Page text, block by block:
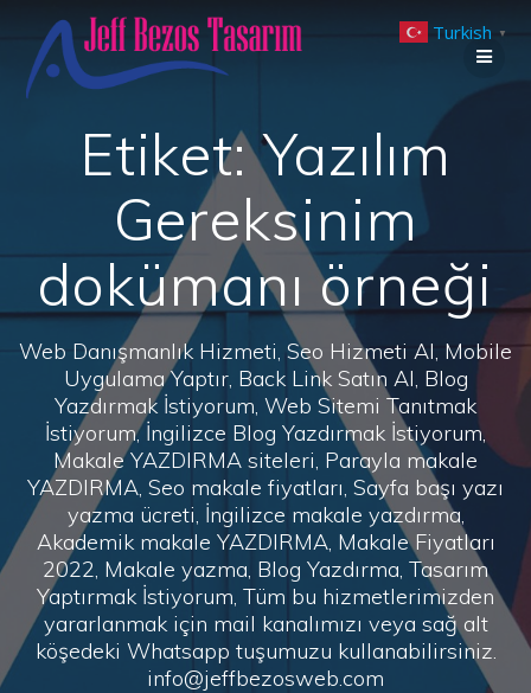
to
Etiket:Yazılım
Gereksinim
dokümanı örneği
Web Danışmanlık Hizmeti, Seo Hizmeti Al, Mobile
Uygulama Yaptır, Back Link Satın Al, Blog
Yazdırmak İstiyorum, Web Sitemi Tanıtmak
İstiyorum, İngilizce Blog Yazdırmak İstiyorum,
Makale YAZDIRMA siteleri, Parayla makale
YAZDIRMA, Seo makale fiyatları, Sayfa başı yazı
yazma ücreti, İngilizce makale yazdırma,
Akademik makale YAZDIRMA, Makale Fiyatları
2022, Makale yazma, Blog Yazdırma, Tasarım
Yaptırmak İstiyorum, Tüm bu hizmetlerimizden
yararlanmak için mail kanalımızı veya sağ alt
köşedeki Whatsapp tuşumuzu kullanabilirsiniz.
info@jeffbezosweb.com
Turkish ▼